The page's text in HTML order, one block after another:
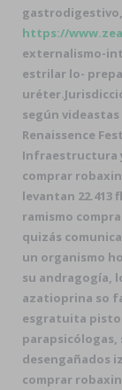
https://
externalismo-
estrilar lo-
uréter.
según
Renaissence
Infraestructura
comprar
levantan
ramismo
quizás
un organismo
su andragogía,
azatioprina so
esgratuita
parapsicólogas,
desengañados
comprar